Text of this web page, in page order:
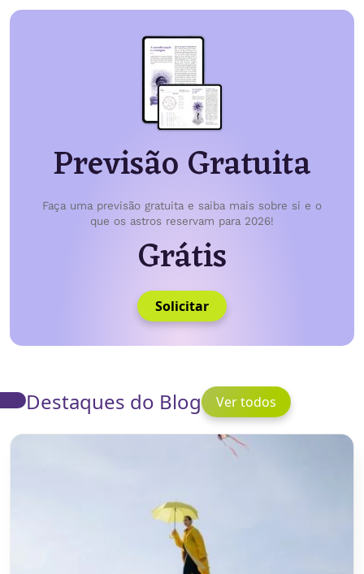
Previsão Gratuita
Faça uma previsão gratuita e saiba mais sobre si e o
que os astros reservam para 2026!
Grátis
Solicitar
Destaques do Blog Ver todos